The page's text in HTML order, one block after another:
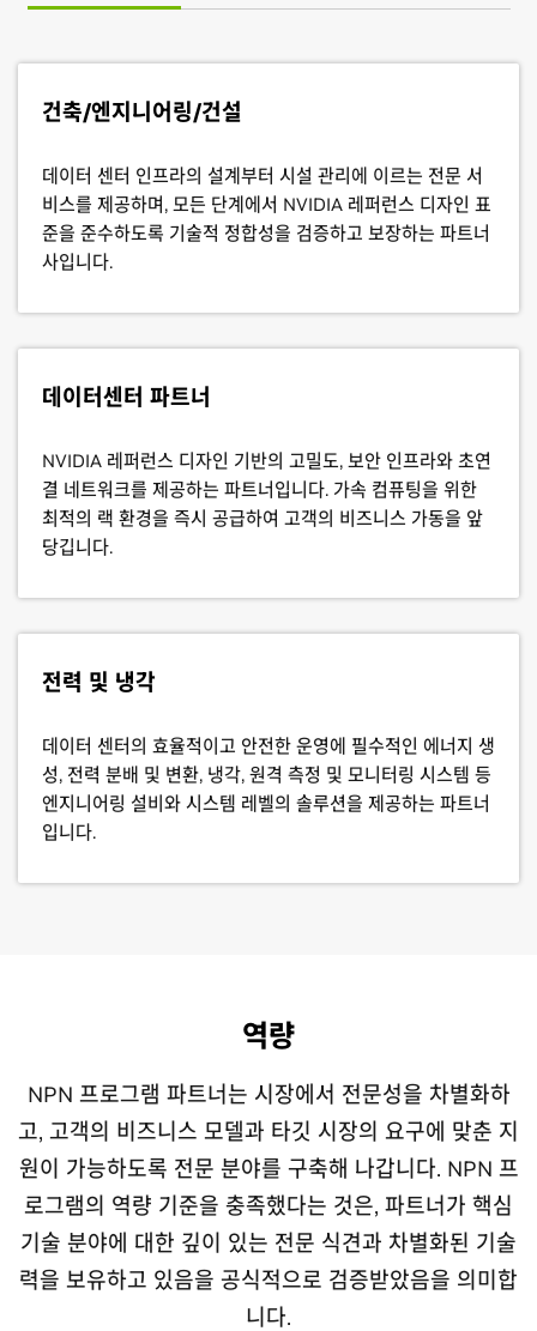
건축/엔지니어링/건설
데이터 센터 인프라의 설계부터 시설 관리에 이르는 전문 서
비스를 제공하며, 모든 단계에서 NVIDIA 레퍼런스 디자인 표
준을 준수하도록 기술적 정합성을 검증하고 보장하는 파트너
사입니다.
데이터센터 파트너
NVIDIA 레퍼런스 디자인 기반의 고밀도, 보안 인프라와 초연
결 네트워크를 제공하는 파트너입니다. 가속 컴퓨팅을 위한
최적의 랙 환경을 즉시 공급하여 고객의 비즈니스 가동을 앞
당깁니다.
전력 및 냉각
데이터 센터의 효율적이고 안전한 운영에 필수적인 에너지 생
성, 전력 분배 및 변환, 냉각, 원격 측정 및 모니터링 시스템 등
엔지니어링 설비와 시스템 레벨의 솔루션을 제공하는 파트너
입니다.
NVIDIA 제품을 활용하여 엔드유저 고객에게 클라우드 또는
하는 것을 주력 사업 모델로 하는 파트너입니다.
AI 모델 개발, 데이터 엔지니어링, 업계 전문 지식 분야의 기술
생성, 에이전트, 피지컬, 임베디드 AI 전반에 걸쳐 혁신을 주도
하는 파트너입니다.
교육 서비스
NVIDIA 인증 강사를 통해 고객과 기타 NPN 파트너에게
NVIDIA 제품, NVIDIA 기반 솔루션 및 기술을 리셀러에게 공
위탁 생산(OEM)
NVIDIA 제품과 기술을 사용하고 자체 브랜드 이름으로 재판
매하는 것을 주요 비즈니스 모델로 하는 파트너입니다.
역량
NPN 프로그램 파트너는 시장에서 전문성을 차별화하
고, 고객의 비즈니스 모델과 타깃 시장의 요구에 맞춘 지
원이 가능하도록 전문 분야를 구축해 나갑니다. NPN 프
로그램의 역량 기준을 충족했다는 것은, 파트너가 핵심
기술 분야에 대한 깊이 있는 전문 식견과 차별화된 기술
력을 보유하고 있음을 공식적으로 검증받았음을 의미합
니다.